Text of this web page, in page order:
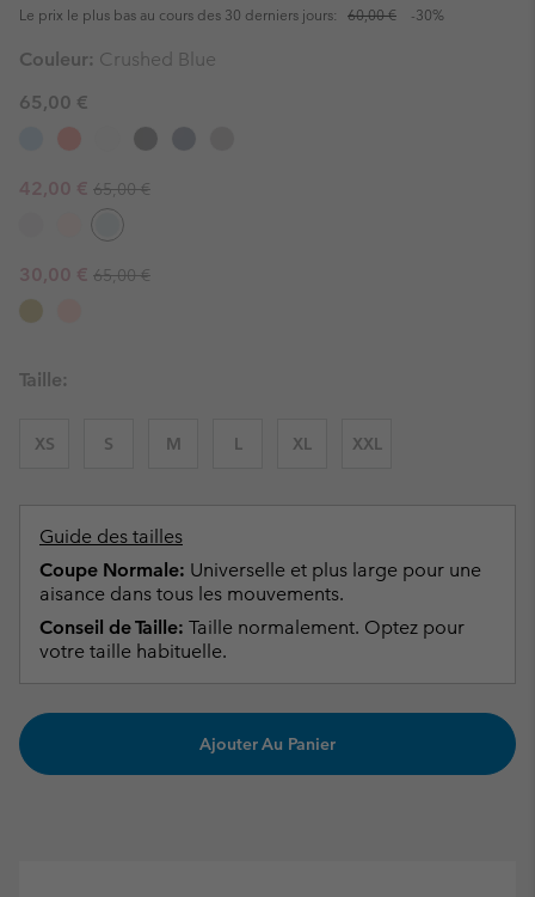
Le prix le plus bas au cours des 30 derniers jours: 60,00 € -30%
Couleur: Crushed Blue
65,00 €
Sale price:
42,00 € Regular price:
65,00 €
Sale price:
30,00 € Regular price:
65,00 €
Taille:
XS S M L XL XXL
Guide des tailles
Coupe Normale: Universelle et plus large pour une
aisance dans tous les mouvements.
Conseil de Taille: Taille normalement. Optez pour
votre taille habituelle.
Ajouter Au Panier